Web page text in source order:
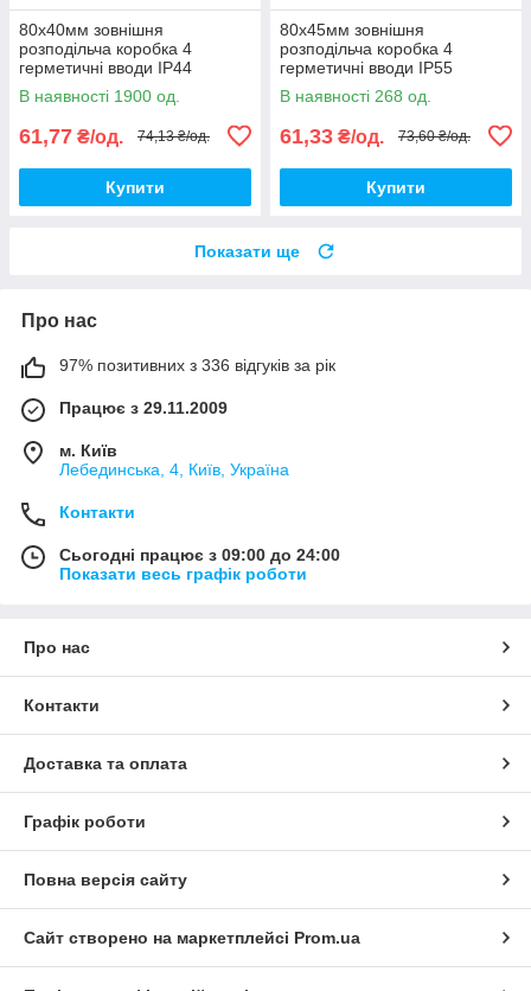
80х40мм зовнішня
розподільча коробка 4
герметичні вводи IP44
[53600] ПП Express ДКС
В наявності 1900 од.
61,77 ₴/од. 74,13 ₴/од.
Купити
80х45мм зовнішня
розподільча коробка 4
герметичні вводи IP55
[UKO11-080-045-IP55-U] ПП
UEC
В наявності 268 од.
61,33 ₴/од. 73,60 ₴/од.
Купити
Показати ще
Про нас
97% позитивних з 336 відгуків за рік
Працює з 29.11.2009
м. Київ
Лебединська, 4, Київ, Україна
Контакти
Сьогодні працює з 09:00 до 24:00
Показати весь графік роботи
Про нас
Контакти
Доставка та оплата
Графік роботи
Повна версія сайту
Сайт створено на маркетплейсі Prom.ua